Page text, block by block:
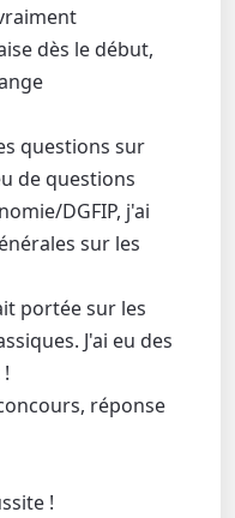
dès le début,
questions sur
de questions
DGFIP, j'ai
sur les
portée sur les
J'ai eu des
réponse
!